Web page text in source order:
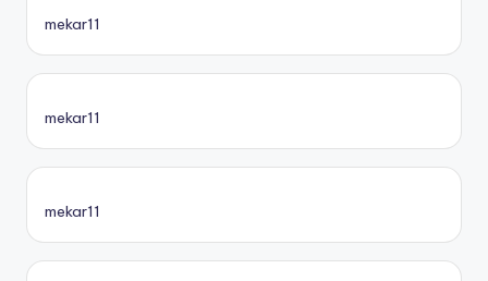
mekar11
mekar11
mekar11